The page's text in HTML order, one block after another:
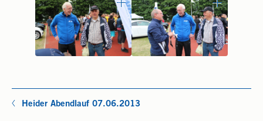
Heider Abendlauf 07.06.2013